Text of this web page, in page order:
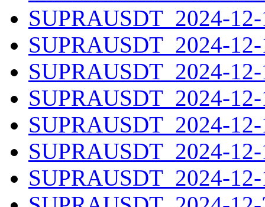
SUPRAUSDT_2024-12-
SUPRAUSDT_2024-12-
SUPRAUSDT_2024-12-
SUPRAUSDT_2024-12-
SUPRAUSDT_2024-12-
SUPRAUSDT_2024-12-
SUPRAUSDT_2024-12-